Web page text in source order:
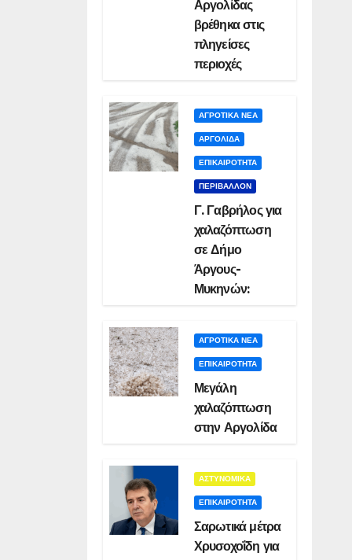
Αργολίδας
βρέθηκα στις
πληγείσες
περιοχές
ΑΓΡΟΤΙΚΑ ΝΕΑ
ΑΡΓΟΛΙΔΑ
ΕΠΙΚΑΙΡΟΤΗΤΑ
ΠΕΡΙΒΑΛΛΟΝ
Γ. Γαβρήλος για
χαλαζόπτωση
σε Δήμο
Άργους-
Μυκηνών:
ΑΓΡΟΤΙΚΑ ΝΕΑ
ΕΠΙΚΑΙΡΟΤΗΤΑ
Μεγάλη
χαλαζόπτωση
στην Αργολίδα
ΑΣΤΥΝΟΜΙΚΑ
ΕΠΙΚΑΙΡΟΤΗΤΑ
Σαρωτικά μέτρα
Χρυσοχοΐδη για